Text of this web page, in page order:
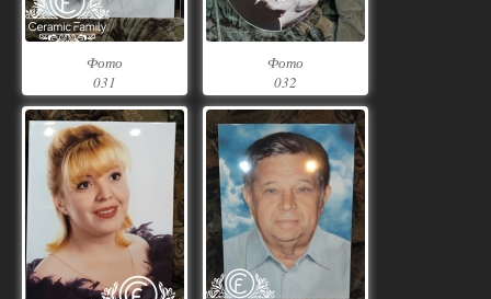
Фото
031
Фото
032